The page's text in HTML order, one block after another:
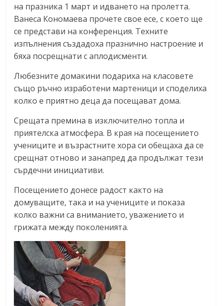
на празника 1 март и идването на пролетта.
Ванеса Кономаева прочете свое есе, с което ще
се представи на конференция. Техните
изпълнения създадоха празнично настроение и
бяха посрещнати с аплодисменти.
Любезните домакини подариха на класовете
също ръчно изработени мартеници и споделиха
колко е приятно деца да посещават дома.
Срещата премина в изключително топла и
приятелска атмосфера. В края на посещението
учениците и възрастните хора си обещаха да се
срещнат отново и занапред да продължат тези
сърдечни инициативи.
Посещението донесе радост както на
домуващите, така и на учениците и показа
колко важни са вниманието, уважението и
грижата между поколенията.